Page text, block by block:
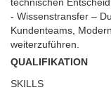
technischen
- Wissenstransfer –
Kundenteams,
weiterzuführen.
QUALIFIKATION
SKILLS